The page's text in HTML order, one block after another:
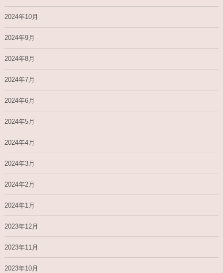
2024年10月
2024年9月
2024年8月
2024年7月
2024年6月
2024年5月
2024年4月
2024年3月
2024年2月
2024年1月
2023年12月
2023年11月
2023年10月